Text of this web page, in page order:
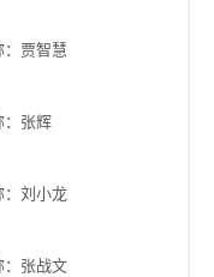
贾智慧
：张辉
刘小龙
张战文